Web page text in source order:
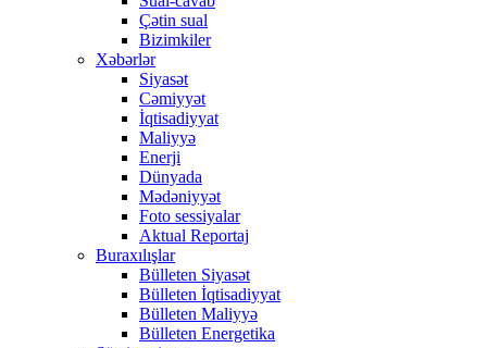
Çətin sual
Bizimkiler
Xəbərlər
Siyasət
Cəmiyyət
İqtisadiyyat
Maliyyə
Enerji
Dünyada
Mədəniyyət
Foto sessiyalar
Aktual Reportaj
Buraxılışlar
Bülleten Siyasət
Bülleten İqtisadiyyat
Bülleten Maliyyə
Bülleten Energetika